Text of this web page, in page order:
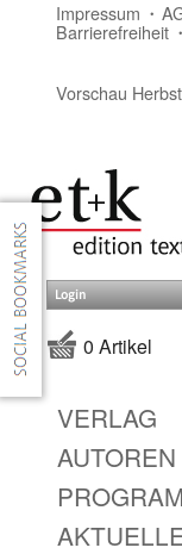
Impressum
Barrierefreiheit
Vorschau
Login
0 Artikel
VERLAG
AUTOREN